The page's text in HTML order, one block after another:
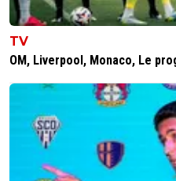
TV
OM, Liverpool, Monaco, Le